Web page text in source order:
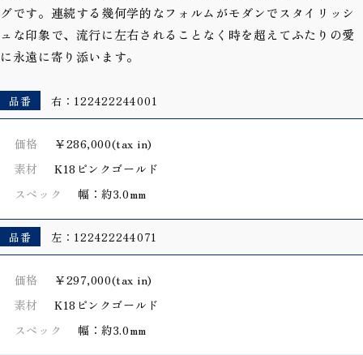
グです。連続する幾何学的なフォルムがモダンでスタイリッシ
ュな印象で、流行に左右されることなく時を超えてふたりの愛
に永遠に寄り添います。
品番 右：122422244001
価格
￥286,000(tax in)
素材
K18ピンクゴールド
スペック
幅：約3.0mm
品番 左：122422244071
価格
￥297,000(tax in)
素材
K18ピンクゴールド
スペック
幅：約3.0mm